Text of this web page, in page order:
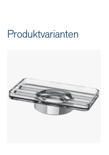
Produktvarianten